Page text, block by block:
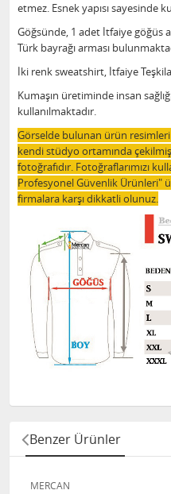
etmez. Esnek yapısı sayesinde
Göğsünde, 1 adet İtfaiye göğüs
Türk bayrağı arması
İki renk sweatshirt, İtfaiye
Kumaşın üretiminde insan
kullanılmaktadır.
Görselde bulunan ürün resimleri
kendi stüdyo ortamında
fotoğrafıdır. Fotoğraflarımızı
Profesyonel Güvenlik Ürünleri"
firmalara karşı dikkatli olunuz.
Benzer Ürünler
MERCAN